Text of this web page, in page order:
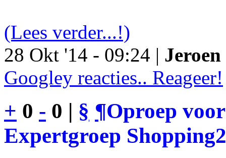
(Lees verder...!)
28 Okt '14 - 09:24 |
Googley reacties.. Reageer!
+ 0 - 0 | § ¶Oproep
Expertgroep